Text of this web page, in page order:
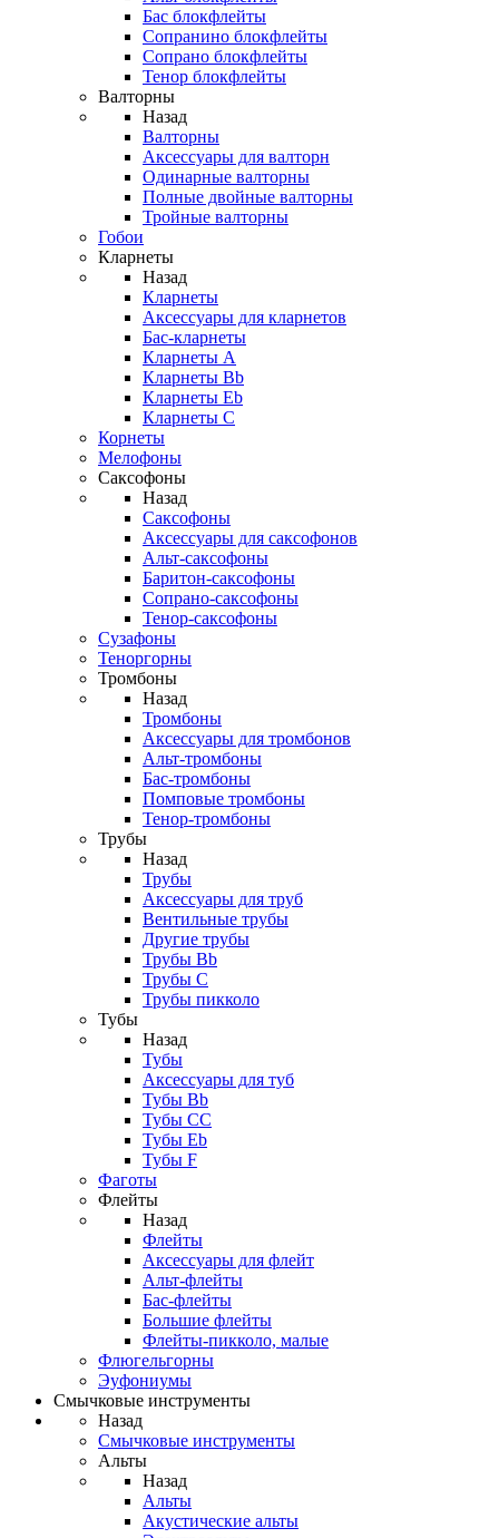
Бас блокфлейты
Сопранино блокфлейты
Сопрано блокфлейты
Тенор блокфлейты
Валторны
Назад
Валторны
Аксессуары для валторн
Одинарные валторны
Полные двойные валторны
Тройные валторны
Гобои
Кларнеты
Назад
Кларнеты
Аксессуары для кларнетов
Бас-кларнеты
Кларнеты A
Кларнеты Bb
Кларнеты Eb
Кларнеты С
Корнеты
Мелофоны
Саксофоны
Назад
Саксофоны
Аксессуары для саксофонов
Альт-саксофоны
Баритон-саксофоны
Сопрано-саксофоны
Тенор-саксофоны
Сузафоны
Теноргорны
Тромбоны
Назад
Тромбоны
Аксессуары для тромбонов
Альт-тромбоны
Бас-тромбоны
Помповые тромбоны
Тенор-тромбоны
Трубы
Назад
Трубы
Аксессуары для труб
Вентильные трубы
Другие трубы
Трубы Bb
Трубы C
Трубы пикколо
Тубы
Назад
Тубы
Аксессуары для туб
Тубы Bb
Тубы CC
Тубы Eb
Тубы F
Фаготы
Флейты
Назад
Флейты
Аксессуары для флейт
Альт-флейты
Бас-флейты
Большие флейты
Флейты-пикколо, малые
Флюгельгорны
Эуфониумы
Смычковые инструменты
Назад
Смычковые инструменты
Альты
Назад
Альты
Акустические альты